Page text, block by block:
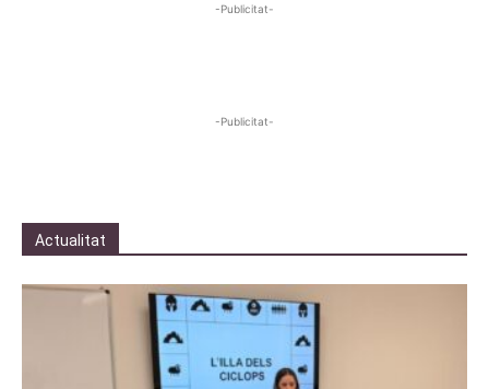
-Publicitat-
-Publicitat-
Actualitat